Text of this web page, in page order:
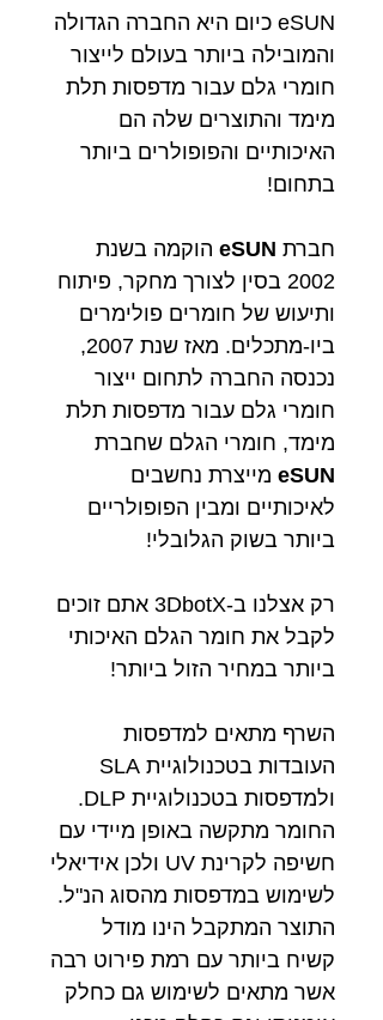
eSUN כיום היא החברה הגדולה
והמובילה ביותר בעולם לייצור
חומרי גלם עבור מדפסות תלת
מימד והתוצרים שלה הם
האיכותיים והפופולרים ביותר
בתחום!
חברת eSUN הוקמה בשנת
2002 בסין לצורך מחקר, פיתוח
ותיעוש של חומרים פולימרים
ביו-מתכלים. מאז שנת 2007,
נכנסה החברה לתחום ייצור
חומרי גלם עבור מדפסות תלת
מימד, חומרי הגלם שחברת
eSUN מייצרת נחשבים
לאיכותיים ומבין הפופולריים
ביותר בשוק הגלובלי!
רק אצלנו ב-3DbotX אתם זוכים
לקבל את חומר הגלם האיכותי
ביותר במחיר הזול ביותר!
השרף מתאים למדפסות
העובדות בטכנולוגיית SLA
ולמדפסות בטכנולוגיית DLP.
החומר מתקשה באופן מיידי עם
חשיפה לקרינת UV ולכן אידיאלי
לשימוש במדפסות מהסוג הנ"ל.
התוצר המתקבל הינו מודל
קשיח ביותר עם רמת פירוט רבה
אשר מתאים לשימוש גם כחלק